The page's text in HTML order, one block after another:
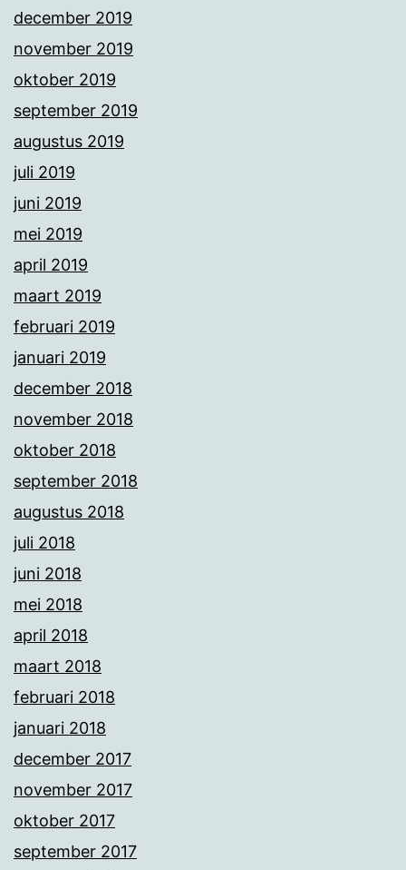
december 2019
november 2019
oktober 2019
september 2019
augustus 2019
juli 2019
juni 2019
mei 2019
april 2019
maart 2019
februari 2019
januari 2019
december 2018
november 2018
oktober 2018
september 2018
augustus 2018
juli 2018
juni 2018
mei 2018
april 2018
maart 2018
februari 2018
januari 2018
december 2017
november 2017
oktober 2017
september 2017